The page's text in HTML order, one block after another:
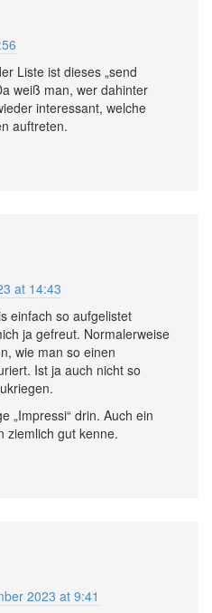
Liste ist dieses „send
weiß man, wer dahinter
interessant, welche
auftreten.
at 14:43
einfach so aufgelistet
ja gefreut. Normalerweise
wie man so einen
Ist ja auch nicht so
„Impressi“ drin. Auch ein
ziemlich gut kenne.
2023 at 9:41